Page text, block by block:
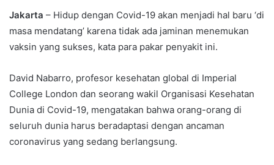
Jakarta – Hidup dengan Covid-19 akan menjadi hal baru ‘di
masa mendatang’ karena tidak ada jaminan menemukan
vaksin yang sukses, kata para pakar penyakit ini.
David Nabarro, profesor kesehatan global di Imperial
College London dan seorang wakil Organisasi Kesehatan
Dunia di Covid-19, mengatakan bahwa orang-orang di
seluruh dunia harus beradaptasi dengan ancaman
coronavirus yang sedang berlangsung.